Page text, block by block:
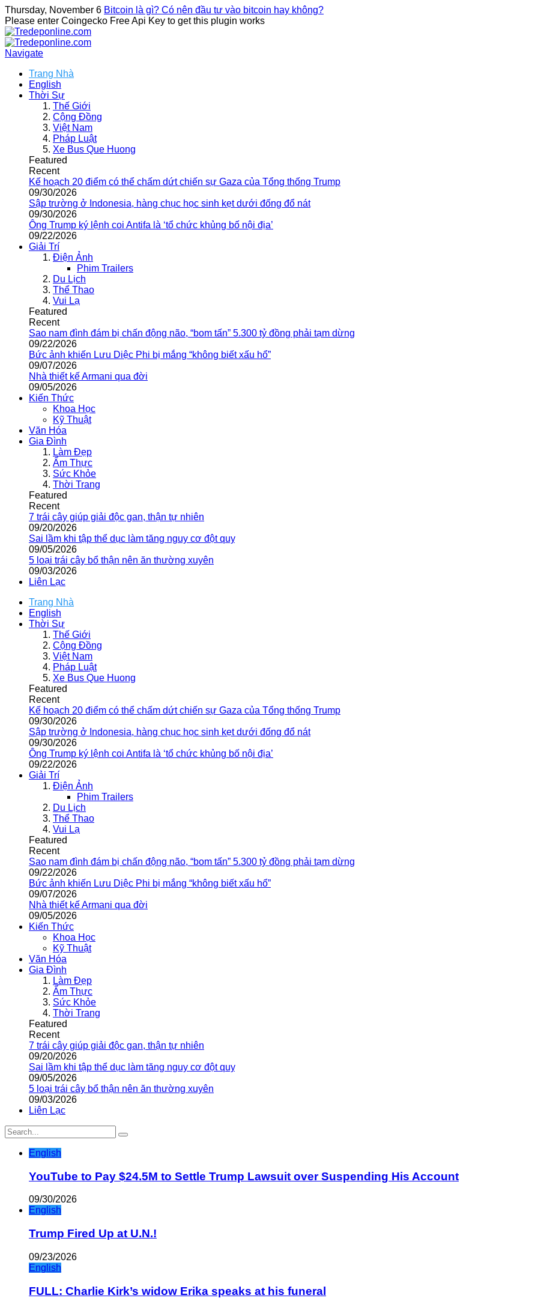
Thursday, November 6 Bitcoin là gì? Có nên đầu tư vào bitcoin hay không?
Please enter Coingecko Free Api Key to get this plugin works
Navigate
Trang Nhà
English
Thời Sự
Thế Giới
Cộng Đồng
Việt Nam
Pháp Luật
Xe Bus Que Huong
Featured
Recent
Kế hoạch 20 điểm có thể chấm dứt chiến sự Gaza của Tổng thống Trump
09/30/2026
Sập trường ở Indonesia, hàng chục học sinh kẹt dưới đống đổ nát
09/30/2026
Ông Trump ký lệnh coi Antifa là ‘tổ chức khủng bố nội địa’
09/22/2026
Giải Trí
Điện Ảnh
Phim Trailers
Du Lịch
Thể Thao
Vui Lạ
Featured
Recent
Sao nam đình đám bị chấn động não, “bom tấn” 5.300 tỷ đồng phải tạm dừng
09/22/2026
Bức ảnh khiến Lưu Diệc Phi bị mắng “không biết xấu hổ”
09/07/2026
Nhà thiết kế Armani qua đời
09/05/2026
Kiến Thức
Khoa Học
Kỹ Thuật
Văn Hóa
Gia Đình
Làm Đẹp
Ẩm Thực
Sức Khỏe
Thời Trang
Featured
Recent
7 trái cây giúp giải độc gan, thận tự nhiên
09/20/2026
Sai lầm khi tập thể dục làm tăng nguy cơ đột quỵ
09/05/2026
5 loại trái cây bổ thận nên ăn thường xuyên
09/03/2026
Liên Lạc
Trang Nhà
English
Thời Sự
Thế Giới
Cộng Đồng
Việt Nam
Pháp Luật
Xe Bus Que Huong
Featured
Recent
Kế hoạch 20 điểm có thể chấm dứt chiến sự Gaza của Tổng thống Trump
09/30/2026
Sập trường ở Indonesia, hàng chục học sinh kẹt dưới đống đổ nát
09/30/2026
Ông Trump ký lệnh coi Antifa là ‘tổ chức khủng bố nội địa’
09/22/2026
Giải Trí
Điện Ảnh
Phim Trailers
Du Lịch
Thể Thao
Vui Lạ
Featured
Recent
Sao nam đình đám bị chấn động não, “bom tấn” 5.300 tỷ đồng phải tạm dừng
09/22/2026
Bức ảnh khiến Lưu Diệc Phi bị mắng “không biết xấu hổ”
09/07/2026
Nhà thiết kế Armani qua đời
09/05/2026
Kiến Thức
Khoa Học
Kỹ Thuật
Văn Hóa
Gia Đình
Làm Đẹp
Ẩm Thực
Sức Khỏe
Thời Trang
Featured
Recent
7 trái cây giúp giải độc gan, thận tự nhiên
09/20/2026
Sai lầm khi tập thể dục làm tăng nguy cơ đột quỵ
09/05/2026
5 loại trái cây bổ thận nên ăn thường xuyên
09/03/2026
Liên Lạc
English
YouTube to Pay $24.5M to Settle Trump Lawsuit over Suspending His Account
09/30/2026
English
Trump Fired Up at U.N.!
09/23/2026
English
FULL: Charlie Kirk’s widow Erika speaks at his funeral